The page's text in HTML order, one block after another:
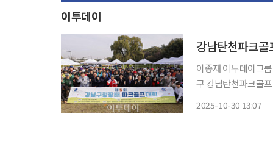
이투데이
강남탄천파크
이종재 이투데이그
구 강남탄천파크골
2025-10-30 13:07